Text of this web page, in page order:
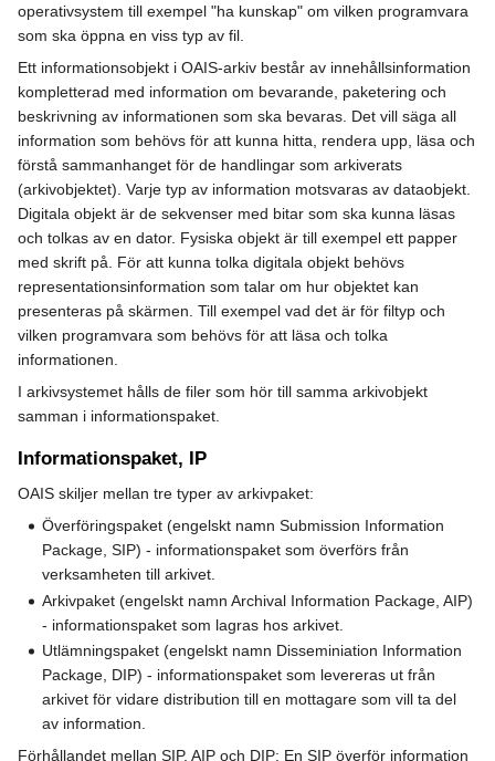
operativsystem till exempel "ha kunskap" om vilken programvara
som ska öppna en viss typ av fil.
Ett informationsobjekt i OAIS-arkiv består av innehållsinformation
kompletterad med information om bevarande, paketering och
beskrivning av informationen som ska bevaras. Det vill säga all
information som behövs för att kunna hitta, rendera upp, läsa och
förstå sammanhanget för de handlingar som arkiverats
(arkivobjektet). Varje typ av information motsvaras av dataobjekt.
Digitala objekt är de sekvenser med bitar som ska kunna läsas
och tolkas av en dator. Fysiska objekt är till exempel ett papper
med skrift på. För att kunna tolka digitala objekt behövs
representationsinformation som talar om hur objektet kan
presenteras på skärmen. Till exempel vad det är för filtyp och
vilken programvara som behövs för att läsa och tolka
informationen.
I arkivsystemet hålls de filer som hör till samma arkivobjekt
samman i informationspaket.
Informationspaket, IP
OAIS skiljer mellan tre typer av arkivpaket:
Överföringspaket (engelskt namn Submission Information
Package, SIP) - informationspaket som överförs från
verksamheten till arkivet.
Arkivpaket (engelskt namn Archival Information Package, AIP)
- informationspaket som lagras hos arkivet.
Utlämningspaket (engelskt namn Disseminiation Information
Package, DIP) - informationspaket som levereras ut från
arkivet för vidare distribution till en mottagare som vill ta del
av information.
Förhållandet mellan SIP, AIP och DIP: En SIP överför information